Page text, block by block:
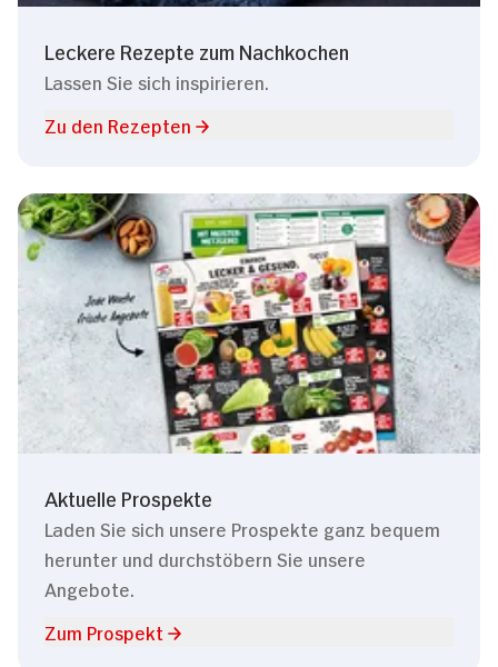
Leckere Rezepte zum Nachkochen
Lassen Sie sich inspirieren.
Zu den Rezepten
Aktuelle Prospekte
Laden Sie sich unsere Prospekte ganz bequem
herunter und durchstöbern Sie unsere
Angebote.
Zum Prospekt